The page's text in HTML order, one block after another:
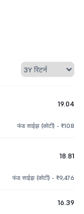
19.04
फंड साईझ (कोटी) - ₹108
18.81
फंड साईझ (कोटी) - ₹9,476
16.39